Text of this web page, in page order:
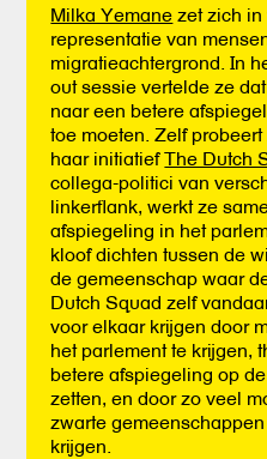
Milka Yemane zet zich
representatie van
migratieachtergrond. In
out sessie vertelde ze
naar een betere
toe moeten. Zelf
haar initiatiefThe Dutch
collega-politici van
linkerflank, werkt ze
afspiegeling in het
kloof dichten tussen de
de gemeenschap waar
Dutch Squad zelf
voor elkaar krijgen door
het parlement te krijgen,
betere afspiegeling op
zetten, en door zo veel
zwarte
krijgen.